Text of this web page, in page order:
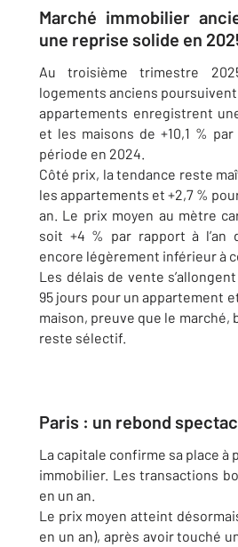
Marché immobilier
une reprise solide en
Au troisième trimestre
logements anciens
appartements enregistrent
et les maisons de +10,1 %
période en 2024.
Côté prix, la tendance reste
les appartements et +2,7 %
an. Le prix moyen au mètre
soit +4 % par rapport à l’an
encore légèrement inférieur à
Les délais de vente
95 jours pour un appartement
maison, preuve que le marché,
reste sélectif.
Paris : un rebond
La capitale confirme sa place à
immobilier. Les transactions
en un an.
Le prix moyen atteint
en un an), après avoir touché